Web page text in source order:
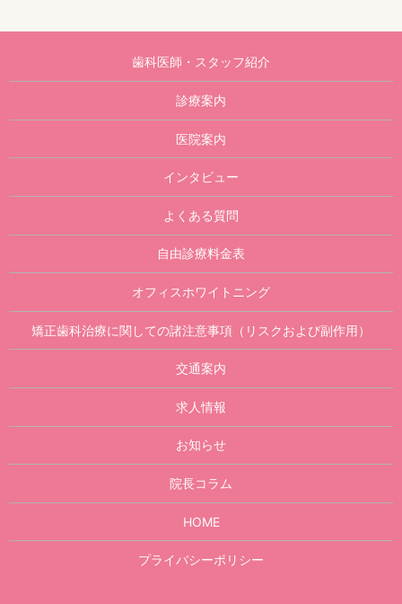
歯科医師・スタッフ紹介
診療案内
医院案内
インタビュー
よくある質問
自由診療料金表
オフィスホワイトニング
矯正歯科治療に関しての諸注意事項（リスクおよび副作用）
交通案内
求人情報
お知らせ
院長コラム
HOME
プライバシーポリシー